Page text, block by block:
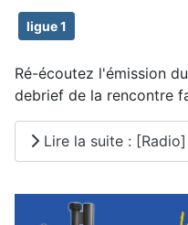
ligue 1
Ré-écoutez l'émission
debrief de la rencontre
Lire la suite :